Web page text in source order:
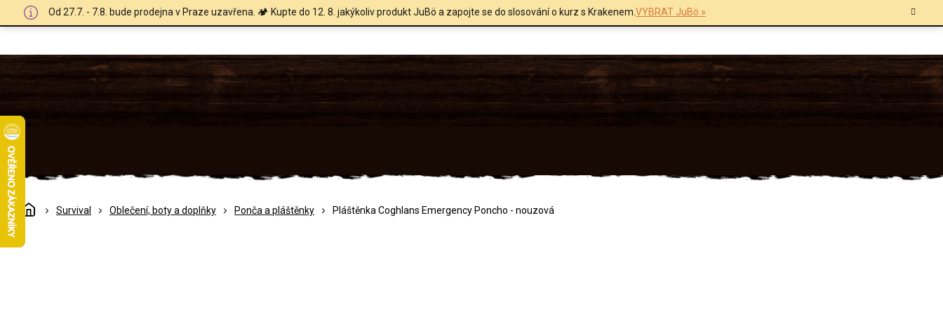
Od 27.7. - 7.8. bude prodejna v Praze uzavřena. 🏕️ Kupte do 12. 8. jakýkoliv produkt JuBö a zapojte se do slosování o kurz s Krakenem.VYBRAT JuBö »
DomůSurvival Oblečení, boty a doplňky Ponča a pláštěnky Pláštěnka Coghlans Emergency Poncho - nouzová